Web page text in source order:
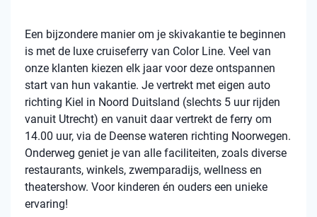
Een bijzondere manier om je skivakantie te beginnen
is met de luxe cruiseferry van Color Line. Veel van
onze klanten kiezen elk jaar voor deze ontspannen
start van hun vakantie. Je vertrekt met eigen auto
richting Kiel in Noord Duitsland (slechts 5 uur rijden
vanuit Utrecht) en vanuit daar vertrekt de ferry om
14.00 uur, via de Deense wateren richting Noorwegen.
Onderweg geniet je van alle faciliteiten, zoals diverse
restaurants, winkels, zwemparadijs, wellness en
theatershow. Voor kinderen én ouders een unieke
ervaring!